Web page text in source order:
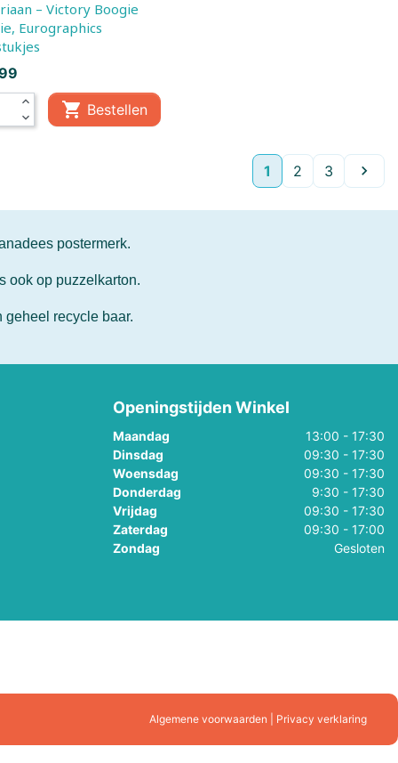
Eurographics
expand_less
expand_more
 Bestellen
1 2 3 
postermerk.
ook op puzzelkarton.
geheel recycle baar.
Openingstijden Winkel
Maandag
13:00 - 17:30
Dinsdag
09:30 - 17:30
Woensdag
09:30 - 17:30
Donderdag
9:30 - 17:30
Vrijdag
09:30 - 17:30
Zaterdag
09:30 - 17:00
Zondag
Gesloten
Algemene voorwaarden | Privacy verklaring